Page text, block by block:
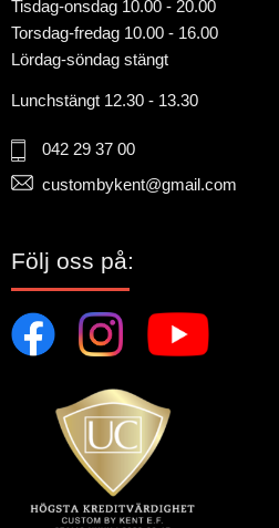
Tisdag-onsdag 10.00 - 20.00
Torsdag-fredag 10.00 - 16.00
Lördag-söndag stängt
Lunchstängt 12.30 - 13.30
042 29 37 00
custombykent@gmail.com
Följ oss på: